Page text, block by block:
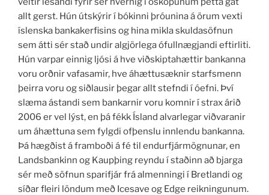
allt gerst. Hún útskýrir í bókinni þróunina á örum vexti
íslenska bankakerfisins og hina mikla skuldasöfnun
sem átti sér stað undir algjörlega ófullnægjandi eftirliti.
Hún varpar einnig ljósi á hve viðskiptahættir bankanna
voru orðnir vafasamir, hve áhættusæknir starfsmenn
þeirra voru og siðlausir þegar allt stefndi í óefni. Því
slæma ástandi sem bankarnir voru komnir í strax árið
2006 er vel lýst, en þá fékk Ísland alvarlegar viðvaranir
um áhættuna sem fylgdi ofþenslu innlendu bankanna.
Þá hægðist á framboði á fé til endurfjármögnunar, en
Landsbankinn og Kaupþing reyndu í staðinn að bjarga
sér með söfnun sparifjár frá almenningi í Bretlandi og
síðar fleiri löndum með Icesave og Edge reikningunum.